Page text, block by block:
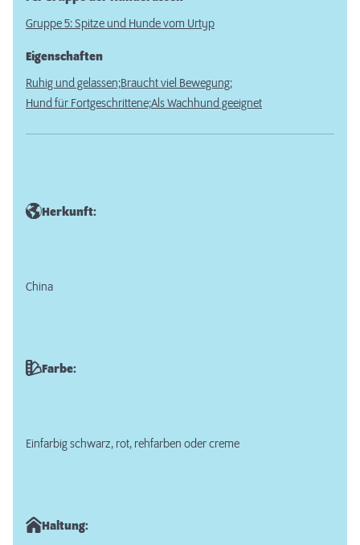
Gruppe 5: Spitze und Hunde vom Urtyp
Eigenschaften
Ruhig und gelassen;Braucht viel Bewegung;
Hund für Fortgeschrittene;Als Wachhund geeignet
Herkunft:
China
Farbe:
Einfarbig schwarz, rot, rehfarben oder creme
Haltung: